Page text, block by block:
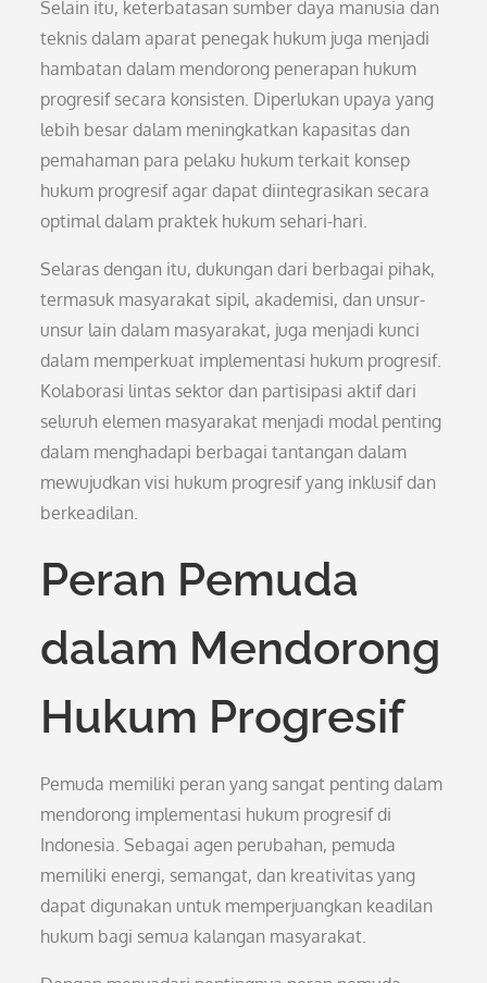
Selain itu, keterbatasan sumber daya manusia dan
teknis dalam aparat penegak hukum juga menjadi
hambatan dalam mendorong penerapan hukum
progresif secara konsisten. Diperlukan upaya yang
lebih besar dalam meningkatkan kapasitas dan
pemahaman para pelaku hukum terkait konsep
hukum progresif agar dapat diintegrasikan secara
optimal dalam praktek hukum sehari-hari.
Selaras dengan itu, dukungan dari berbagai pihak,
termasuk masyarakat sipil, akademisi, dan unsur-
unsur lain dalam masyarakat, juga menjadi kunci
dalam memperkuat implementasi hukum progresif.
Kolaborasi lintas sektor dan partisipasi aktif dari
seluruh elemen masyarakat menjadi modal penting
dalam menghadapi berbagai tantangan dalam
mewujudkan visi hukum progresif yang inklusif dan
berkeadilan.
Peran Pemuda
dalam Mendorong
Hukum Progresif
Pemuda memiliki peran yang sangat penting dalam
mendorong implementasi hukum progresif di
Indonesia. Sebagai agen perubahan, pemuda
memiliki energi, semangat, dan kreativitas yang
dapat digunakan untuk memperjuangkan keadilan
hukum bagi semua kalangan masyarakat.